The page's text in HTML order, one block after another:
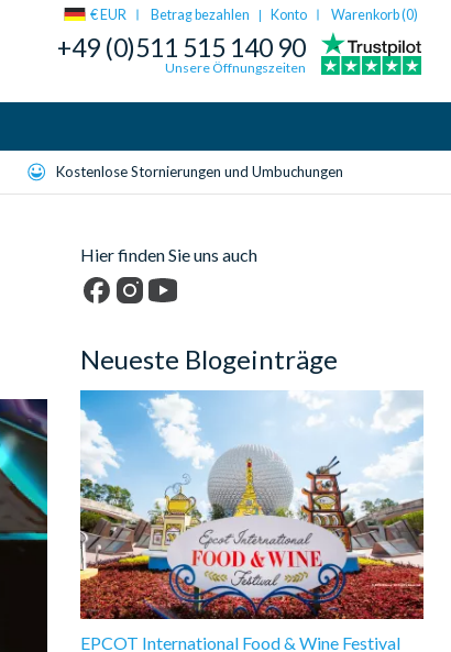
€ EUR Betrag bezahlen | Konto Warenkorb (0)
+49 (0)511 515 140 90
Unsere Öffnungszeiten
Kostenlose Stornierungen und Umbuchungen
Hier finden Sie uns auch
Neueste Blogeinträge
EPCOT International Food & Wine Festival